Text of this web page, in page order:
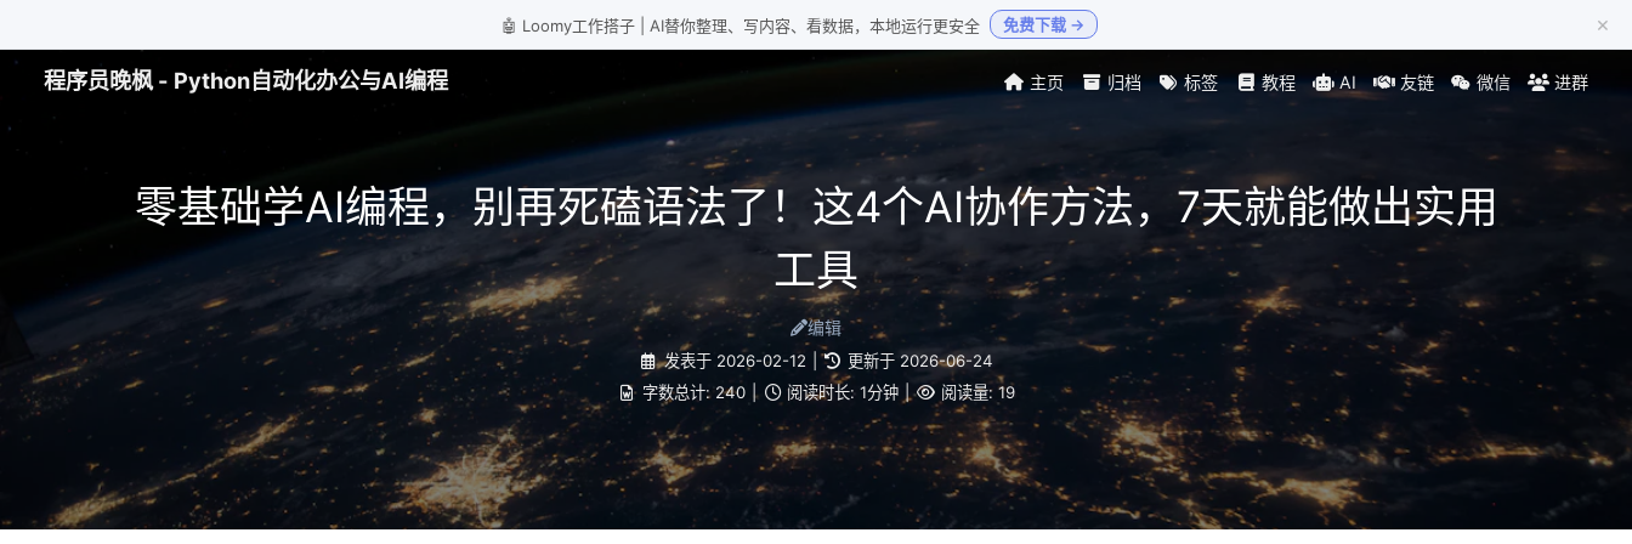
🤖 Loomy工作搭子 | AI替你整理、写内容、看数据，本地运行更安全 免费下载 → ×
程序员晚枫 - Python自动化办公与AI编程 主页 归档 标签 教程 AI 友链 微信 进群
零基础学AI编程，别再死磕语法了！这4个AI协作方法，7天就能做出实用
工具
编辑
发表于 2026-02-12 更新于 2026-06-24
字数总计: 240 | 阅读时长: 1分钟 阅读量: 19